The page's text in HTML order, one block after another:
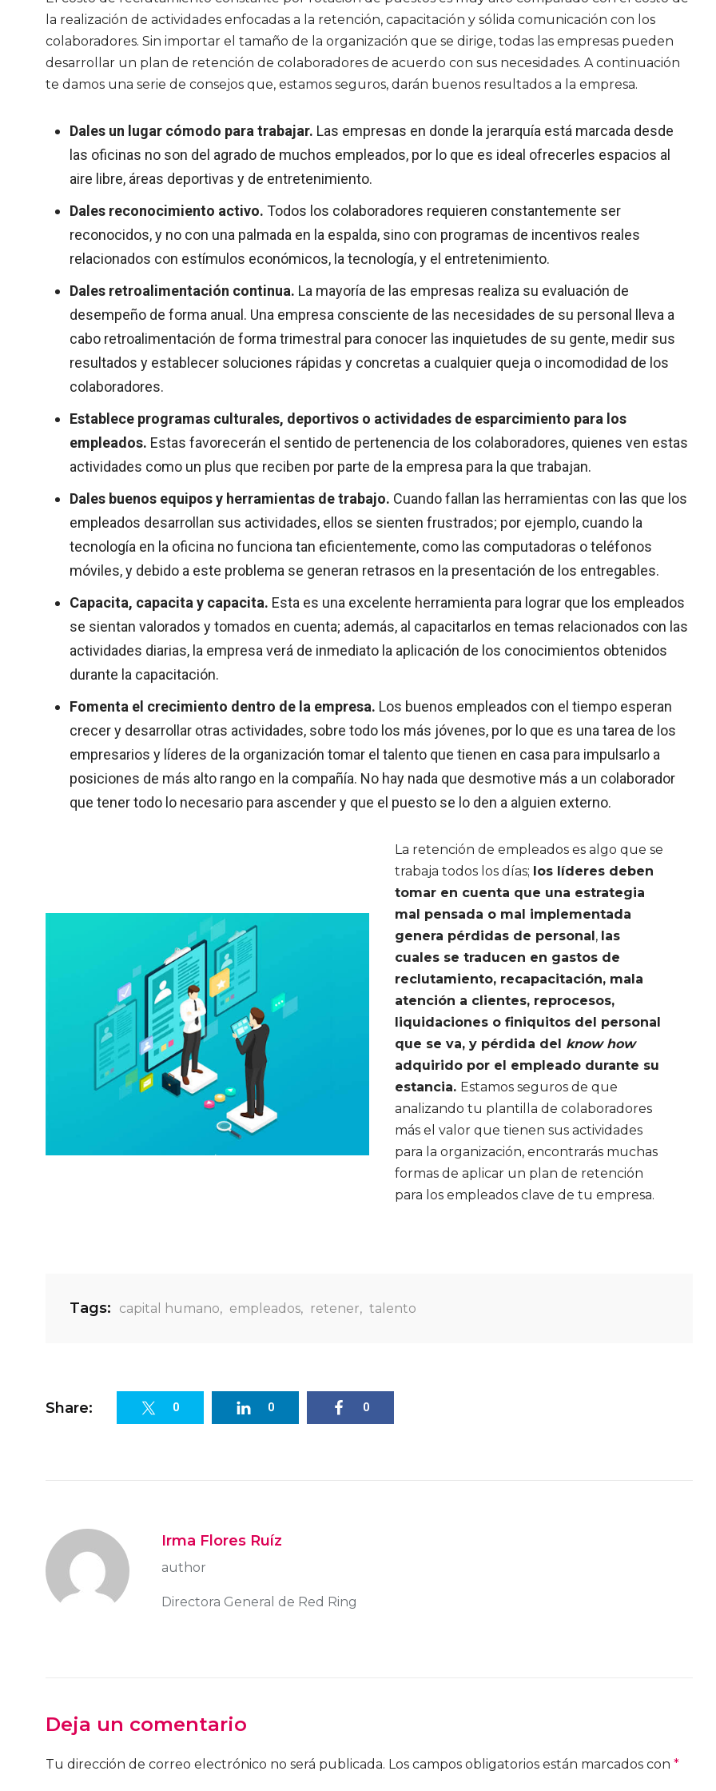
la realización de actividades enfocadas a la retención, capacitación y sólida comunicación con los
colaboradores. Sin importar el tamaño de la organización que se dirige, todas las empresas pueden
desarrollar un plan de retención de colaboradores de acuerdo con sus necesidades. A continuación
te damos una serie de consejos que, estamos seguros, darán buenos resultados a la empresa.
Dales un lugar cómodo para trabajar. Las empresas en donde la jerarquía está marcada desde
las oficinas no son del agrado de muchos empleados, por lo que es ideal ofrecerles espacios al
aire libre, áreas deportivas y de entretenimiento.
Dales reconocimiento activo. Todos los colaboradores requieren constantemente ser
reconocidos, y no con una palmada en la espalda, sino con programas de incentivos reales
relacionados con estímulos económicos, la tecnología, y el entretenimiento.
Dales retroalimentación continua. La mayoría de las empresas realiza su evaluación de
desempeño de forma anual. Una empresa consciente de las necesidades de su personal lleva a
cabo retroalimentación de forma trimestral para conocer las inquietudes de su gente, medir sus
resultados y establecer soluciones rápidas y concretas a cualquier queja o incomodidad de los
colaboradores.
Establece programas culturales, deportivos o actividades de esparcimiento para los
empleados. Estas favorecerán el sentido de pertenencia de los colaboradores, quienes ven estas
actividades como un plus que reciben por parte de la empresa para la que trabajan.
Dales buenos equipos y herramientas de trabajo. Cuando fallan las herramientas con las que los
empleados desarrollan sus actividades, ellos se sienten frustrados; por ejemplo, cuando la
tecnología en la oficina no funciona tan eficientemente, como las computadoras o teléfonos
móviles, y debido a este problema se generan retrasos en la presentación de los entregables.
Capacita, capacita y capacita. Esta es una excelente herramienta para lograr que los empleados
se sientan valorados y tomados en cuenta; además, al capacitarlos en temas relacionados con las
actividades diarias, la empresa verá de inmediato la aplicación de los conocimientos obtenidos
durante la capacitación.
Fomenta el crecimiento dentro de la empresa. Los buenos empleados con el tiempo esperan
crecer y desarrollar otras actividades, sobre todo los más jóvenes, por lo que es una tarea de los
empresarios y líderes de la organización tomar el talento que tienen en casa para impulsarlo a
posiciones de más alto rango en la compañía. No hay nada que desmotive más a un colaborador
que tener todo lo necesario para ascender y que el puesto se lo den a alguien externo.
La retención de empleados es algo que se
trabaja todos los días; los líderes deben
tomar en cuenta que una estrategia
mal pensada o mal implementada
genera pérdidas de personal, las
cuales se traducen en gastos de
reclutamiento, recapacitación, mala
atención a clientes, reprocesos,
liquidaciones o finiquitos del personal
que se va, y pérdida del know how
adquirido por el empleado durante su
estancia. Estamos seguros de que
analizando tu plantilla de colaboradores
más el valor que tienen sus actividades
para la organización, encontrarás muchas
formas de aplicar un plan de retención
para los empleados clave de tu empresa.
Tags: capital humano, empleados, retener, talento
Share: 0 0 0
Irma Flores Ruíz
author
Directora General de Red Ring
Deja un comentario
Tu dirección de correo electrónico no será publicada. Los campos obligatorios están marcados con *